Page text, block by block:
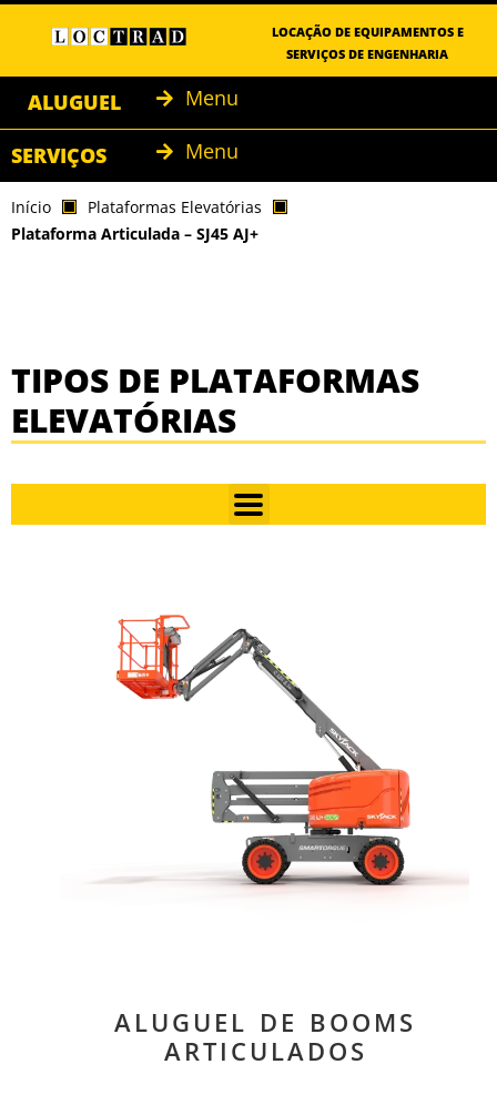
LOCAÇÃO DE EQUIPAMENTOS E
SERVIÇOS DE ENGENHARIA
ALUGUEL Menu
SERVIÇOS Menu
Início
Plataformas Elevatórias
Plataforma Articulada – SJ45 AJ+
TIPOS DE PLATAFORMAS
ELEVATÓRIAS
ALUGUEL DE BOOMS
ARTICULADOS